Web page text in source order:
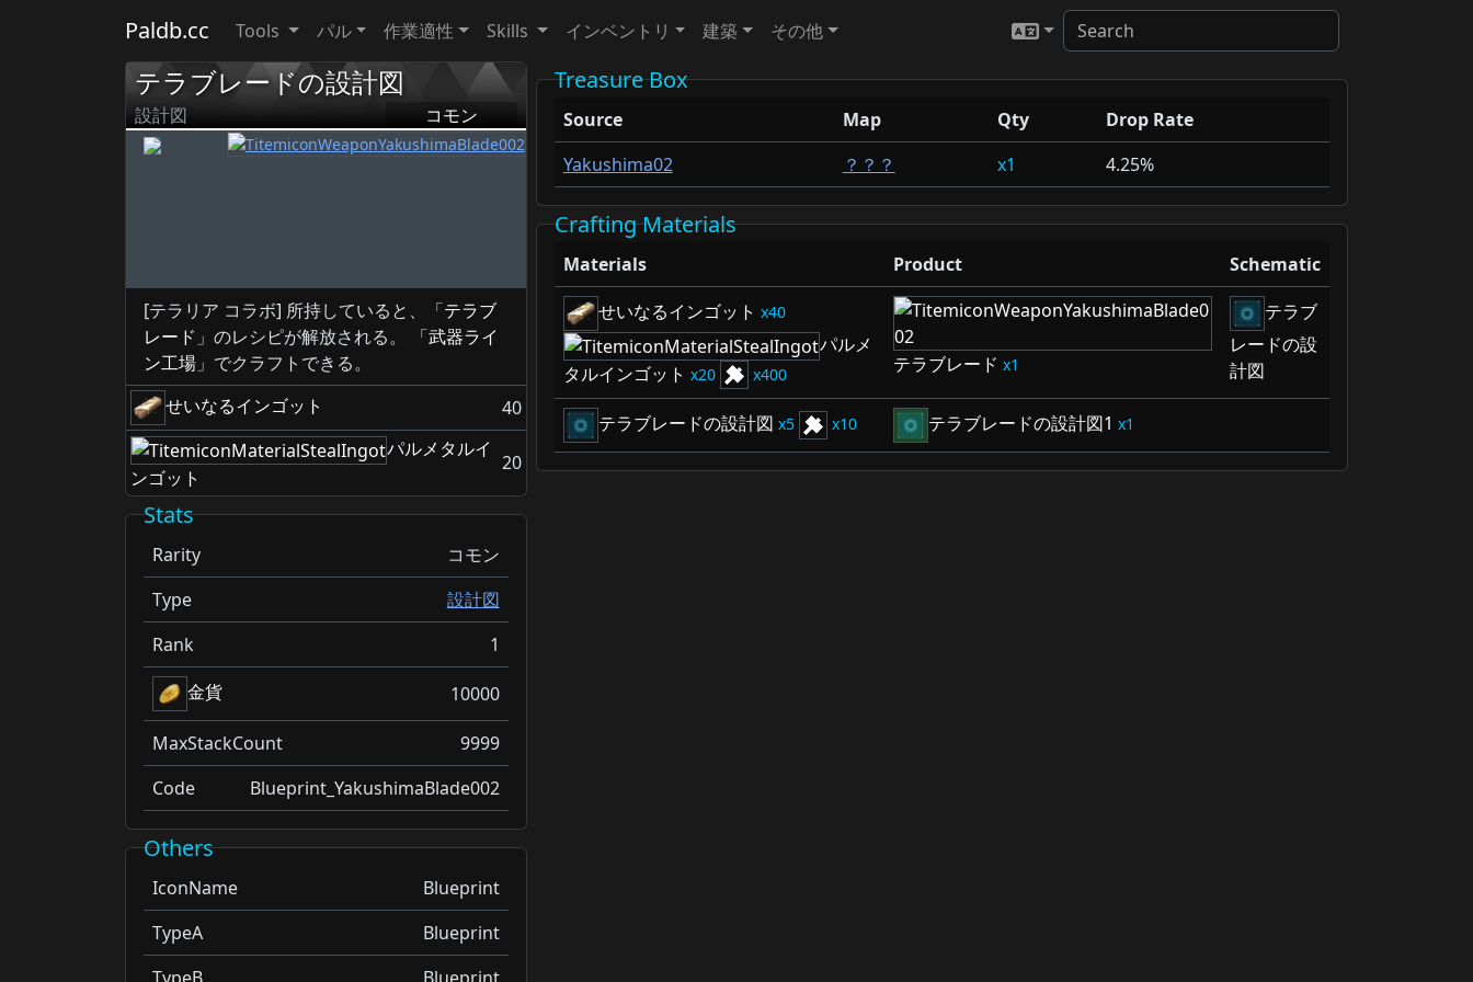
Paldb.cc Tools パル 作業適性 Skills インベントリ 建築 その他
テラブレードの設計図
設計図 コモン
[テラリア コラボ] 所持していると、「テラブ
レード 」のレシピが解放される。 「武器ライ
ン工場 」でクラフトできる。
せいなるインゴット
40
パルメタルイ
ンゴット
20
Stats
Rarity
コモン
Type
設計図
Rank
1
金貨
10000
MaxStackCount
9999
Code
Blueprint_YakushimaBlade002
Others
IconName
Blueprint
TypeA
Blueprint
Treasure Box
Source Map Qty
Drop Rate
Yakushima02
？？？ 1 4.25%
Crafting Materials
Materials Product
Schematic
せいなるインゴット
40
パルメ
タルインゴット
20 400 テラブレード 1
テラブ
レードの設
計図
テラブレードの設計図 5 10 テラブレードの設計図1 1